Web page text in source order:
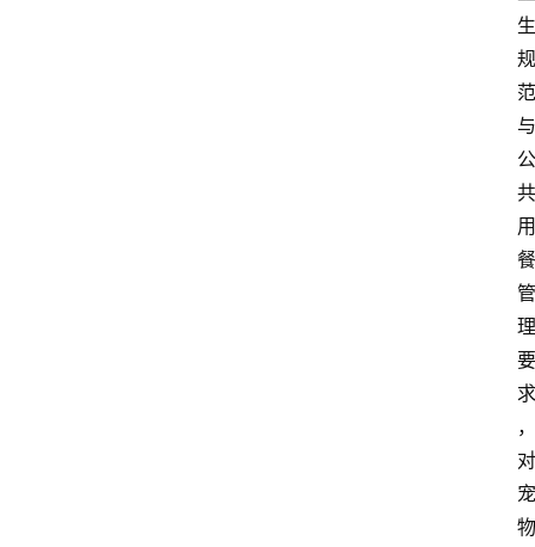
生
规
范
与
公
共
用
餐
管
理
要
求
，
对
宠
物